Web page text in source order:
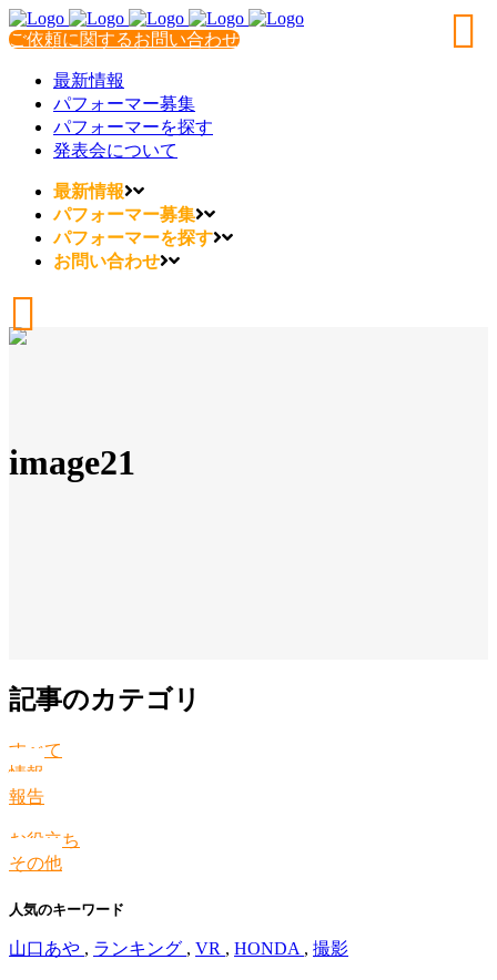
ご依頼に関するお問い合わせ
最新情報
パフォーマー募集
パフォーマーを探す
発表会について
最新情報
パフォーマー募集
パフォーマーを探す
お問い合わせ
image21
記事のカテゴリ
すべて
情報
報告
お役立ち
その他
人気のキーワード
山口あや , ランキング , VR , HONDA , 撮影